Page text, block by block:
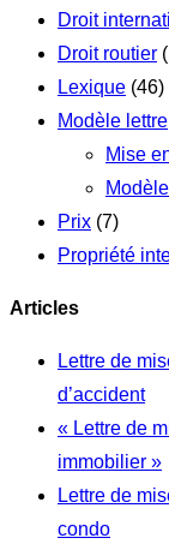
Droit
Droit routier
Lexique (46)
Modèle lettre
Mise
Prix (7)
Propriété
Articles
Lettre de
d’accident
« Lettre de
immobilier »
Lettre de
condo